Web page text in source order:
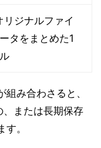
リジナルファイ
タをまとめた1
み合わさると、
または長期保存
。